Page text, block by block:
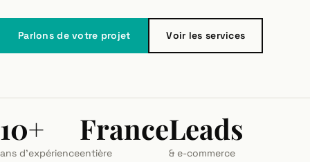
Parlons de votre projet Voir les services
10+
ans d'expérience
France
entière
Leads
& e-commerce